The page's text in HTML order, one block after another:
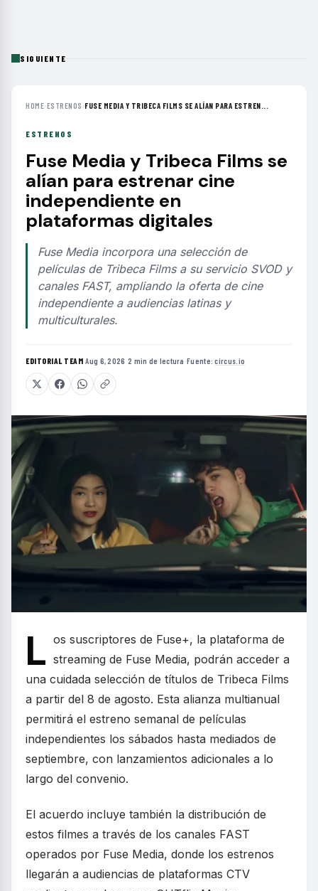
SIGUIENTE
HOME›ESTRENOS ›FUSE MEDIA Y TRIBECA FILMS SE ALÍAN PARA ESTREN...
ESTRENOS
Fuse Media y Tribeca Films se
alían para estrenar cine
independiente en
plataformas digitales
Fuse Media incorpora una selección de
películas de Tribeca Films a su servicio SVOD y
canales FAST, ampliando la oferta de cine
independiente a audiencias latinas y
multiculturales.
EDITORIAL TEAM·Aug 6, 2026 ·2 min de lectura ·Fuente:circus.io
L os suscriptores de Fuse+, la plataforma de
streaming de Fuse Media, podrán acceder a
una cuidada selección de títulos de Tribeca Films
a partir del 8 de agosto. Esta alianza multianual
permitirá el estreno semanal de películas
independientes los sábados hasta mediados de
septiembre, con lanzamientos adicionales a lo
largo del convenio.
El acuerdo incluye también la distribución de
estos filmes a través de los canales FAST
operados por Fuse Media, donde los estrenos
llegarán a audiencias de plataformas CTV